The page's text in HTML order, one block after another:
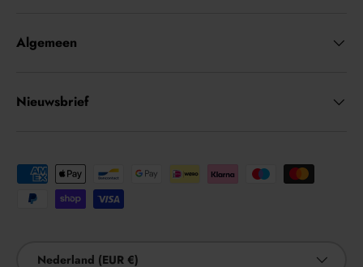
Algemeen
Nieuwsbrief
Geaccepteerde betaalmethoden
Nederland (EUR €)